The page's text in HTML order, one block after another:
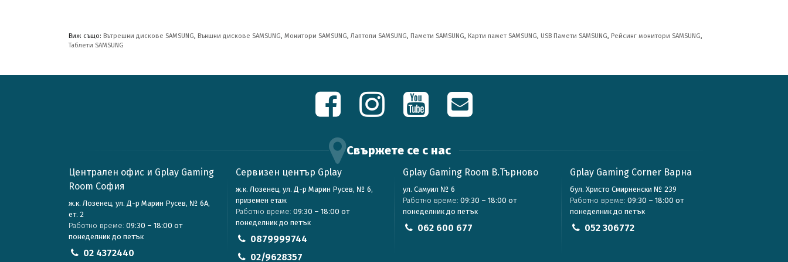
Виж също: Вътрешни дискове SAMSUNG, Външни дискове SAMSUNG, Монитори SAMSUNG, Лаптопи SAMSUNG, Памети SAMSUNG, Карти памет SAMSUNG, USB Памети SAMSUNG, Рейсинг монитори SAMSUNG,
Таблети SAMSUNG
Свържете се с нас
Централен офис и Gplay Gaming
Room София
ж.к. Лозенец, ул. Д-р Марин Русев, № 6А,
ет. 2
Работно време: 09:30 – 18:00 от
понеделник до петък
02 4372440
Сервизен център Gplay
ж.к. Лозенец, ул. Д-р Марин Русев, № 6,
приземен етаж
Работно време: 09:30 – 18:00 от
понеделник до петък
0879999744
02/9628357
Gplay Gaming Room В.Търново
ул. Самуил № 6
Работно време: 09:30 – 18:00 от
понеделник до петък
062 600 677
Gplay Gaming Corner Варна
бул. Христо Смирненски № 239
Работно време: 09:30 – 18:00 от
понеделник до петък
052 306772